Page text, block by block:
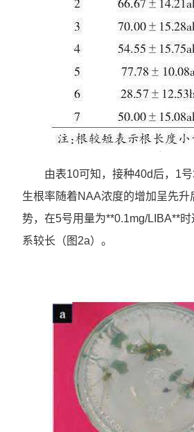
由表10可知，接种40d后，1
生根率随着NAA浓度的增加呈先
势，在5号用量为**0.1mg/LIBA**
系较长（图2a）。